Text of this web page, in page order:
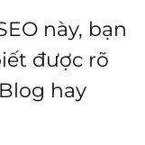
này, bạn
được rõ
hay